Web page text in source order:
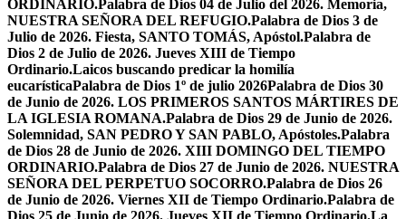
ORDINARIO.Palabra de Dios 04 de Julio del 2026. Memoria,
NUESTRA SEÑORA DEL REFUGIO.Palabra de Dios 3 de
Julio de 2026. Fiesta, SANTO TOMÁS, Apóstol.Palabra de
Dios 2 de Julio de 2026. Jueves XIII de Tiempo
Ordinario.Laicos buscando predicar la homilía
eucarísticaPalabra de Dios 1º de julio 2026Palabra de Dios 30
de Junio de 2026. LOS PRIMEROS SANTOS MÁRTIRES DE
LA IGLESIA ROMANA.Palabra de Dios 29 de Junio de 2026.
Solemnidad, SAN PEDRO Y SAN PABLO, Apóstoles.Palabra
de Dios 28 de Junio de 2026. XIII DOMINGO DEL TIEMPO
ORDINARIO.Palabra de Dios 27 de Junio de 2026. NUESTRA
SEÑORA DEL PERPETUO SOCORRO.Palabra de Dios 26
de Junio de 2026. Viernes XII de Tiempo Ordinario.Palabra de